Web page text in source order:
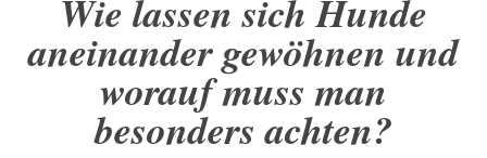
Wie lassen sich Hunde
aneinander gewöhnen und
worauf muss man
besonders achten?